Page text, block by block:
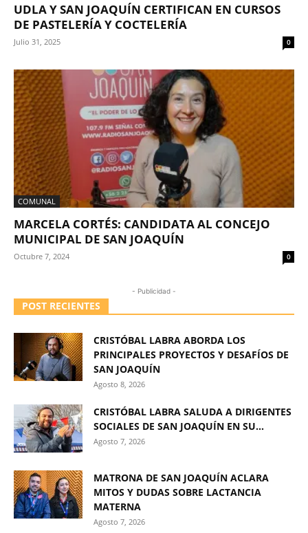
UDLA Y SAN JOAQUÍN CERTIFICAN EN CURSOS
DE PASTELERÍA Y COCTELERÍA
Julio 31, 2025 0
COMUNAL
MARCELA CORTÉS: CANDIDATA AL CONCEJO
MUNICIPAL DE SAN JOAQUÍN
Octubre 7, 2024 0
- Publicidad -
POST RECIENTES
CRISTÓBAL LABRA ABORDA LOS
PRINCIPALES PROYECTOS Y DESAFÍOS DE
SAN JOAQUÍN
Agosto 8, 2026
CRISTÓBAL LABRA SALUDA A DIRIGENTES
SOCIALES DE SAN JOAQUÍN EN SU...
Agosto 7, 2026
MATRONA DE SAN JOAQUÍN ACLARA
MITOS Y DUDAS SOBRE LACTANCIA
MATERNA
Agosto 7, 2026